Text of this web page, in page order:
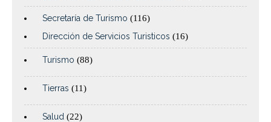
Secretaría de Turismo (116)
Dirección de Servicios Turisticos (16)
Turismo (88)
Tierras (11)
Salud (22)